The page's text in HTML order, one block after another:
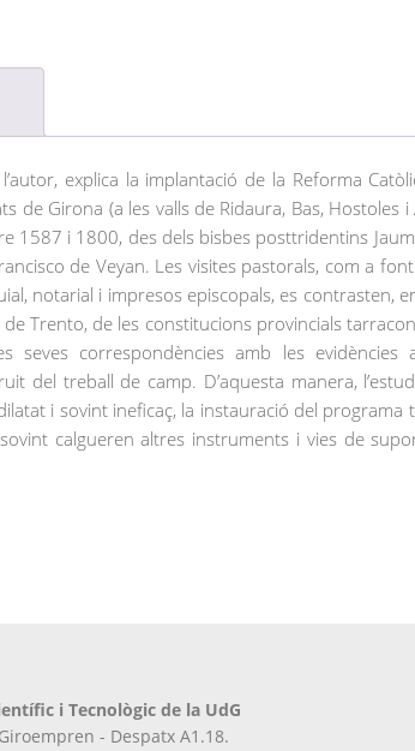
explica la implantació de la Reforma
de Girona (a les valls de Ridaura, Bas, Hostoles i
1587 i 1800, des dels bisbes posttridentins
de Veyan. Les visites pastorals, com a
notarial i impresos episcopals, es contrasten,
Trento, de les constitucions provincials
seves correspondències amb les evidències
del treball de camp. D’aquesta manera,
i sovint ineficaç, la instauració del programa
calgueren altres instruments i vies de
i Tecnològic de la UdG
- Despatx A1.18.